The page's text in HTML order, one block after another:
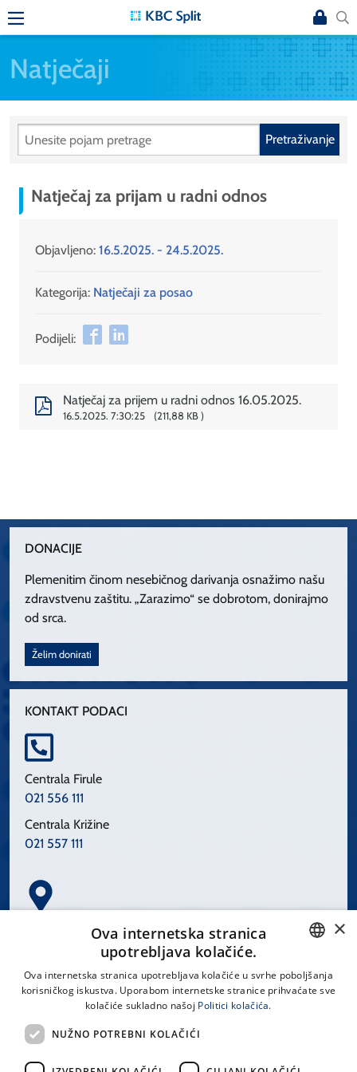
Natječaji
Pretraživanje
Natječaj za prijam u radni odnos
Objavljeno: 16.5.2025. - 24.5.2025.
Kategorija: Natječaji za posao
Podijeli:
Natječaj za prijem u radni odnos 16.05.2025.
16.5.2025. 7:30:25 211,88 KB
DONACIJE
Plemenitim činom nesebičnog darivanja osnažimo našu
zdravstvenu zaštitu. „Zarazimo“ se dobrotom, donirajmo
od srca.
Želim donirati
KONTAKT PODACI
Centrala Firule
021 556 111
Centrala Križine
021 557 111
Spinčićeva 1, 21000 Split
CROATIAN
×
Ova internetska stranica
upotrebljava kolačiće.
Ova internetska stranica upotrebljava kolačiće u svrhe poboljšanja
korisničkog iskustva. Uporabom internetske stranice prihvaćate sve
kolačiće sukladno našoj Politici kolačića.
NUŽNO POTREBNI KOLAČIĆI